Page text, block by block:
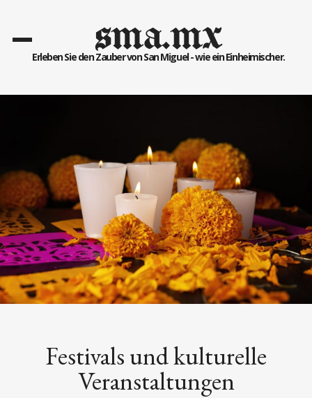
sma.mx
Erleben Sie den Zauber von San Miguel - wie ein Einheimischer.
Festivals und kulturelle
Veranstaltungen